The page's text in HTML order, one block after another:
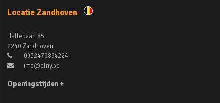
Locatie Zandhoven
Hallebaan 85
2240 Zandhoven
0032479894224
info@elny.be
Openingstijden +